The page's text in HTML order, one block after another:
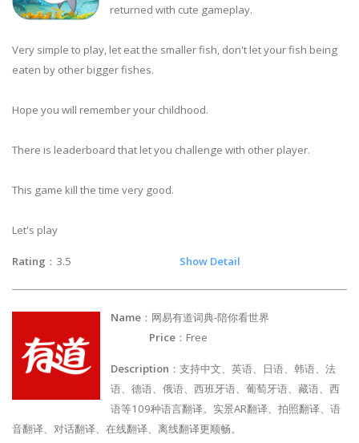
returned with cute gameplay.
Very simple to play, let eat the smaller fish, don't let your fish being
eaten by other bigger fishes.
Hope you will remember your childhood.
There is leaderboard that let you challenge with other player.
This game kill the time very good.
Let's play
Rating ：3.5 Show Detail
Name ：网易有道词典-陪你看世界
Price ：Free
Description ：支持中文、英语、日语、韩语、法
语、德语、俄语、西班牙语、葡萄牙语、藏语、西
语等109种语言翻译。实景AR翻译、拍照翻译、语
音翻译、对话翻译、在线翻译、离线翻译更顺畅。